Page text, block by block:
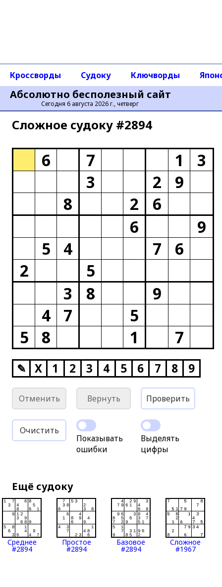
Абсолютно бесполезный сайт
Сегодня 6 августа 2026 г., четверг
Кроссворды Судоку Ключворды
Сложное cудоку #2894
6 7 1
3
3
2
9
8
2
6
6
9
5
4 7
6
2
5
3
8
9
4
7
5
5
8 1 7
✎ X 1 2 3 4 5 6 7 8 9
Отменить Вернуть Проверить
Очистить
Показывать
ошибки
Выделять
цифры
Ещё судоку
Среднее
#2894
Простое
#2894
Базовое
#2894
Сложное
#1967